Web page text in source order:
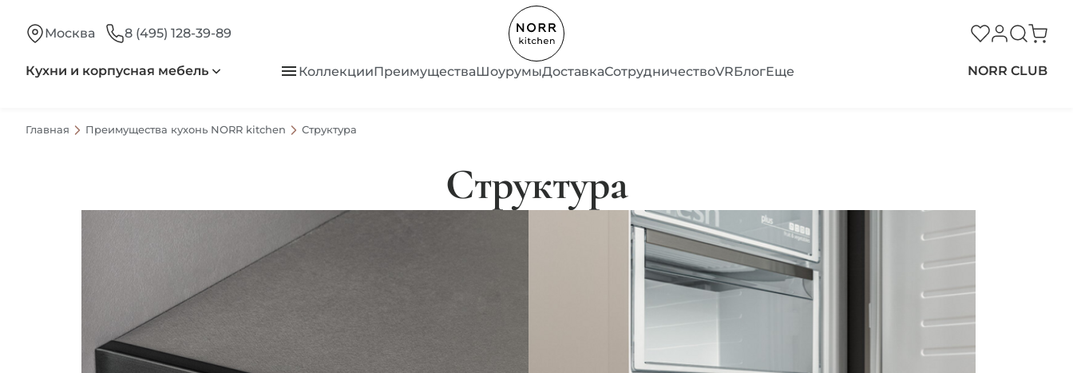
Москва 8 (495) 128-39-89
Кухни и корпусная мебель КоллекцииПреимуществаШоурумыДоставкаСотрудничествоVRБлогЕще NORR CLUB
Главная Преимущества кухонь NORR kitchen Структура
Структура